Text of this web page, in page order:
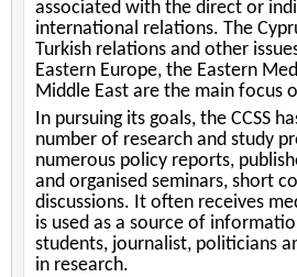
associated with the direct or
international relations. The
Turkish relations and other
Eastern Europe, the Eastern
Middle East are the main focus
In pursuing its goals, the CCSS
number of research and study
numerous policy reports,
and organised seminars, short
discussions. It often receives
is used as a source of
students, journalist, politicians
in research.